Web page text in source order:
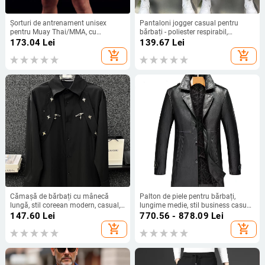
Șorturi de antrenament unisex
pentru Muay Thai/MMA, cu
panglică, 100% poliester
173.04 Lei
add_shopping_cart
Pantaloni jogger casual pentru
bărbați - poliester respirabil,
imprimeu Jacquard cu litere, talie
medie, lungime cropped, manșete
strâmte
139.67 Lei
add_shopping_cart
Cămașă de bărbați cu mânecă
lungă, stil coreean modern, casual,
2025 primăvară-toamnă
147.60 Lei
add_shopping_cart
Palton de piele pentru bărbați,
lungime medie, stil business casual,
căptușit cu fleece pentru toamnă și
iarnă, jachetă din piele cu guler
sacou
770.56 - 878.09 Lei
add_shopping_cart